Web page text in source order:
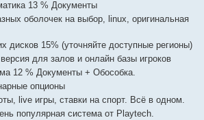
13 % Документы
оболочек на выбор, linux, оригинальная
дисков 15% (уточняйте доступные регионы)
для залов и онлайн базы игроков
12 % Документы + Обособка.
опционы
live игры, ставки на спорт. Всё в одном.
популярная система от Playtech.